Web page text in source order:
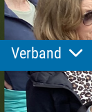
Verband